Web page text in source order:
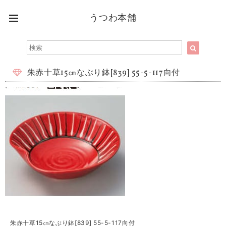
うつわ本舗
朱赤十草15㎝なぶり鉢[839] 55-5-117向付
朱赤十草15㎝なぶり鉢[839] 55-5-117向付